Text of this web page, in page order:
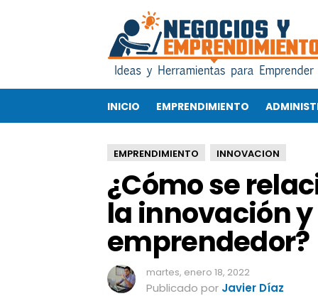
ó
m
e
r
e
l
c
i
o
n
a
n
l
INICIO EMPRENDIMIENTO
EMPRENDIMIENTO INNOVACION
¿Cómo se
la innovación
emprendedor?
martes, enero 18, 2022
Publicado por Javier Díaz